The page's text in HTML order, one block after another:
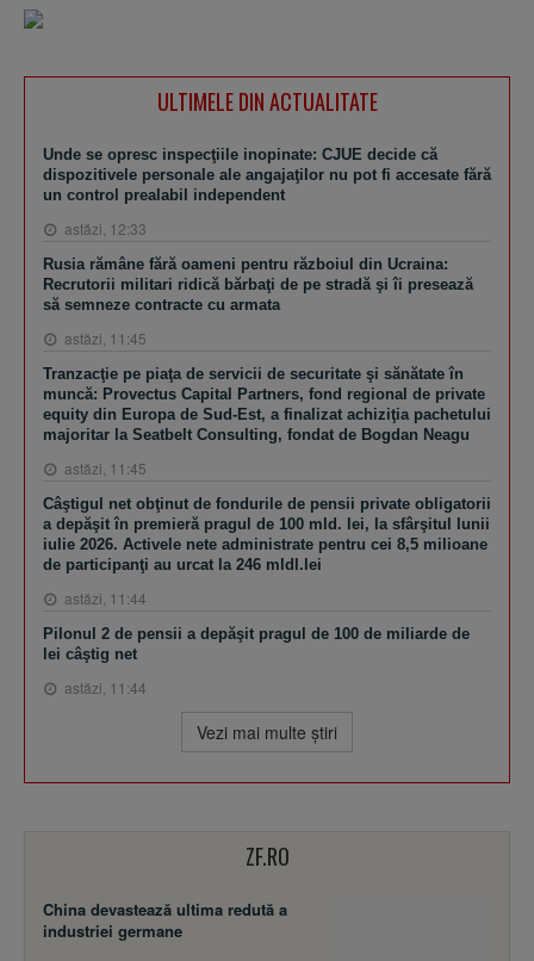
ULTIMELE DIN ACTUALITATE
Unde se opresc inspecţiile inopinate: CJUE decide că
dispozitivele personale ale angajaţilor nu pot fi accesate fără
un control prealabil independent
astăzi, 12:33
Rusia rămâne fără oameni pentru războiul din Ucraina:
Recrutorii militari ridică bărbaţi de pe stradă şi îi presează
să semneze contracte cu armata
astăzi, 11:45
Tranzacţie pe piaţa de servicii de securitate şi sănătate în
muncă: Provectus Capital Partners, fond regional de private
equity din Europa de Sud-Est, a finalizat achiziţia pachetului
majoritar la Seatbelt Consulting, fondat de Bogdan Neagu
astăzi, 11:45
Câştigul net obţinut de fondurile de pensii private obligatorii
a depăşit în premieră pragul de 100 mld. lei, la sfârşitul lunii
iulie 2026. Activele nete administrate pentru cei 8,5 milioane
de participanţi au urcat la 246 mldl.lei
astăzi, 11:44
Pilonul 2 de pensii a depăşit pragul de 100 de miliarde de
lei câştig net
astăzi, 11:44
Vezi mai multe ştiri
ZF.RO
China devastează ultima redută a
industriei germane